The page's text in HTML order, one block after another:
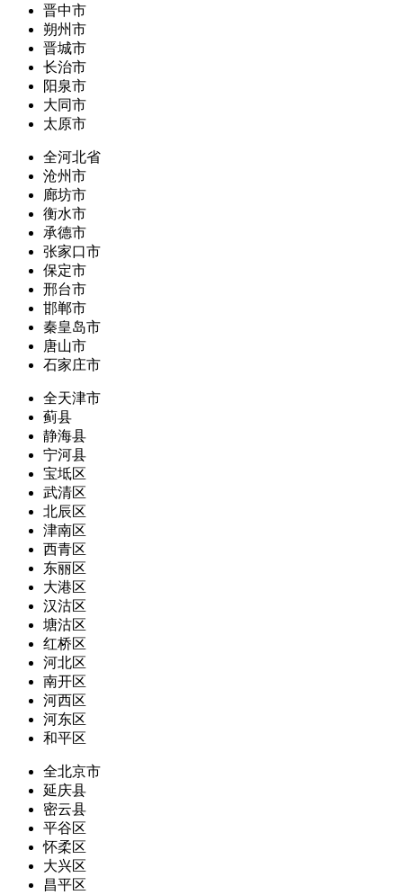
晋中市
朔州市
晋城市
长治市
阳泉市
大同市
太原市
全河北省
沧州市
廊坊市
衡水市
承德市
张家口市
保定市
邢台市
邯郸市
秦皇岛市
唐山市
石家庄市
全天津市
蓟县
静海县
宁河县
宝坻区
武清区
北辰区
津南区
西青区
东丽区
大港区
汉沽区
塘沽区
红桥区
河北区
南开区
河西区
河东区
和平区
全北京市
延庆县
密云县
平谷区
怀柔区
大兴区
昌平区